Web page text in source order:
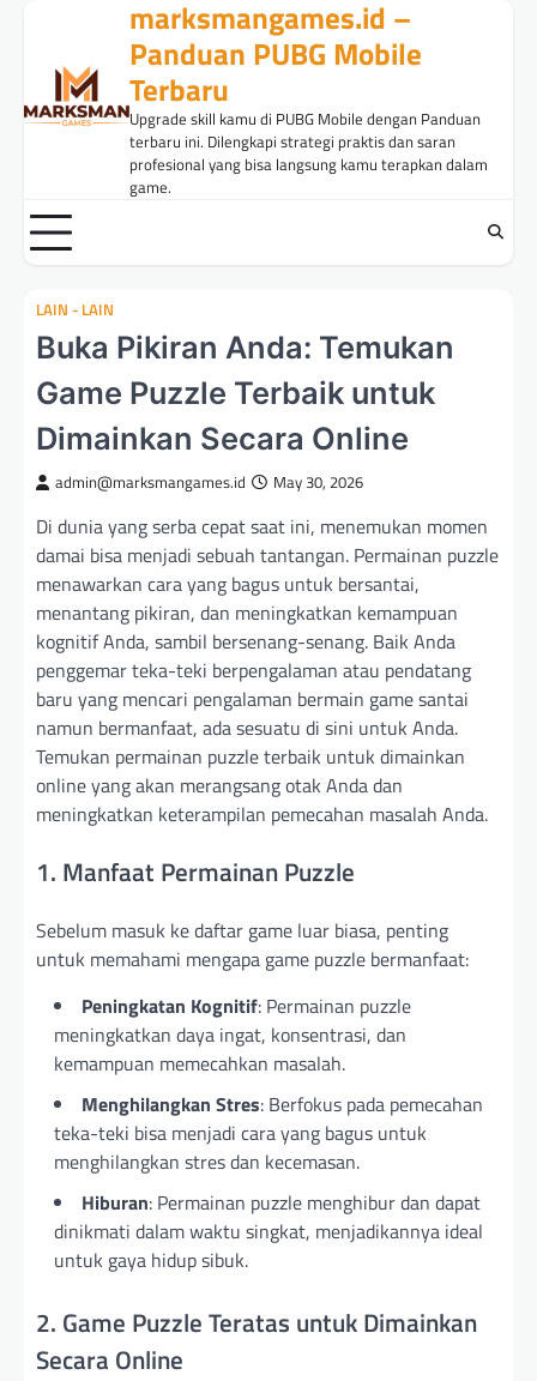
content
marksmangames.id –
Panduan PUBG Mobile
Terbaru
Upgrade skill kamu di PUBG Mobile dengan Panduan
terbaru ini. Dilengkapi strategi praktis dan saran
profesional yang bisa langsung kamu terapkan dalam
game.
LAIN - LAIN
Buka Pikiran Anda: Temukan
Game Puzzle Terbaik untuk
Dimainkan Secara Online
admin@marksmangames.id May 30, 2026
Di dunia yang serba cepat saat ini, menemukan momen
damai bisa menjadi sebuah tantangan. Permainan puzzle
menawarkan cara yang bagus untuk bersantai,
menantang pikiran, dan meningkatkan kemampuan
kognitif Anda, sambil bersenang-senang. Baik Anda
penggemar teka-teki berpengalaman atau pendatang
baru yang mencari pengalaman bermain game santai
namun bermanfaat, ada sesuatu di sini untuk Anda.
Temukan permainan puzzle terbaik untuk dimainkan
online yang akan merangsang otak Anda dan
meningkatkan keterampilan pemecahan masalah Anda.
1. Manfaat Permainan Puzzle
Sebelum masuk ke daftar game luar biasa, penting
untuk memahami mengapa game puzzle bermanfaat:
Peningkatan Kognitif: Permainan puzzle
meningkatkan daya ingat, konsentrasi, dan
kemampuan memecahkan masalah.
Menghilangkan Stres: Berfokus pada pemecahan
teka-teki bisa menjadi cara yang bagus untuk
menghilangkan stres dan kecemasan.
Hiburan: Permainan puzzle menghibur dan dapat
dinikmati dalam waktu singkat, menjadikannya ideal
untuk gaya hidup sibuk.
2. Game Puzzle Teratas untuk Dimainkan
Secara Online